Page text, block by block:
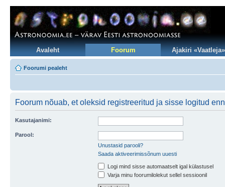
Avaleht Foorum Ajakiri «Vaatleja»
Foorumi pealeht
Foorum nõuab, et oleksid registreeritud ja sisse logitud
Kasutajanimi:
Parool:
Unustasid parooli?
Saada aktiveerimissõnum uuesti
Logi mind sisse automaatselt igal külastusel
Varja minu foorumilolekut sellel sessioonil